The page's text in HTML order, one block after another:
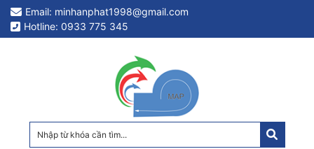
Email: minhanphat1998@gmail.com
Hotline: 0933 775 345